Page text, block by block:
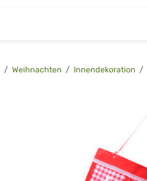
Weihnachten Innendekoration